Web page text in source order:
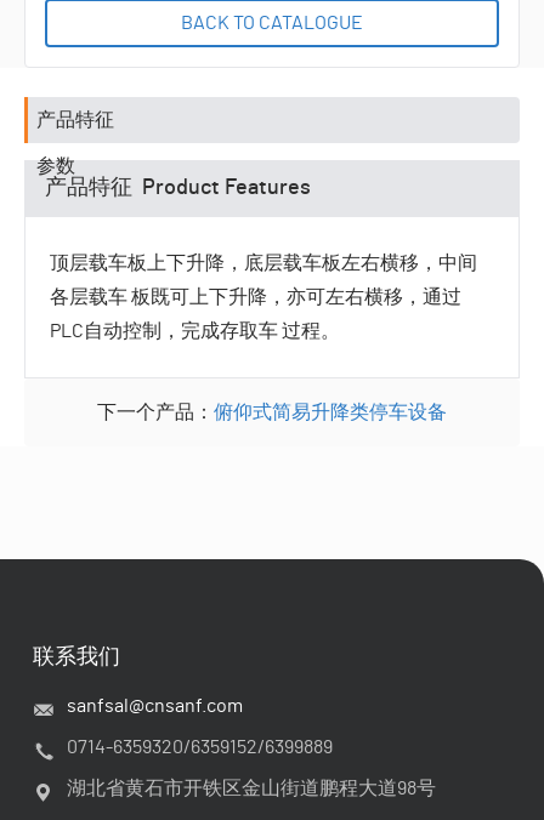
BACK TO CATALOGUE
产品特征
参数
产品特征 Product Features
顶层载车板上下升降，底层载车板左右横移，中间
各层载车 板既可上下升降，亦可左右横移，通过
PLC自动控制，完成存取车 过程。
下一个产品： 俯仰式简易升降类停车设备
联系我们
sanfsal@cnsanf.com
0714-6359320/6359152/6399889
湖北省黄石市开铁区金山街道鹏程大道98号